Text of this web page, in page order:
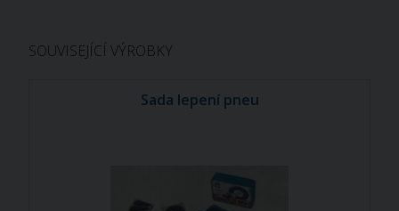
SOUVISEJÍCÍ VÝROBKY
Sada lepení pneu